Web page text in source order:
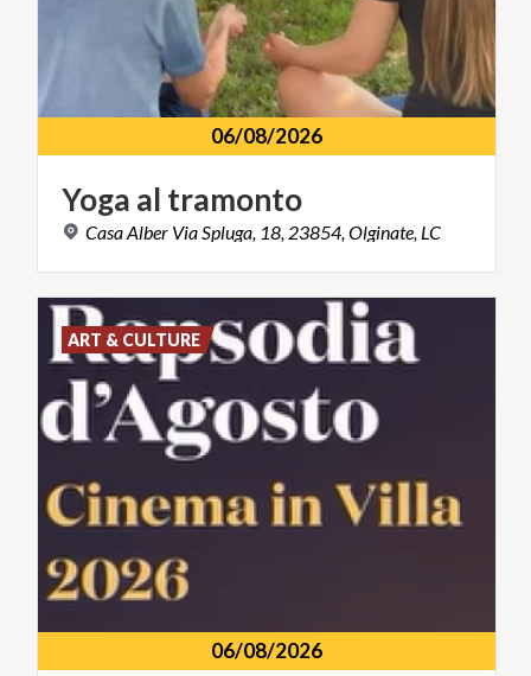
06/08/2026
Yoga al tramonto
CasaAlber Via Spluga, 18, 23854, Olginate, LC
06/08/2026
ART & CULTURE